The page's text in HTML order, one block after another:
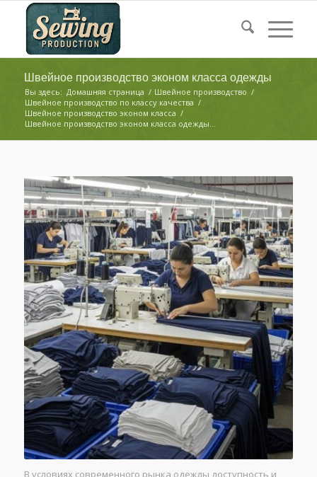
Швейное производство эконом класса одежды
Вы здесь: Домашняя страница / Швейное производство /
Швейное производство по классу качества /
Швейное производство эконом класса /
Швейное производство эконом класса одежды...
В условиях современного рынка одежды доступность и